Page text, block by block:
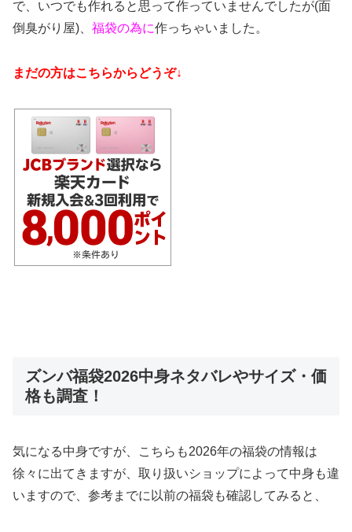
で、いつでも作れると思って作っていませんでしたが(面
倒臭がり屋)、 福袋の為に作っちゃいました。
まだの方はこちらからどうぞ↓
ズンバ福袋2026中身ネタバレやサイズ・価
格も調査！
気になる中身ですが、こちらも2026年の福袋の情報は
徐々に出てきますが、取り扱いショップによって中身も違
いますので、参考までに以前の福袋も確認してみると、